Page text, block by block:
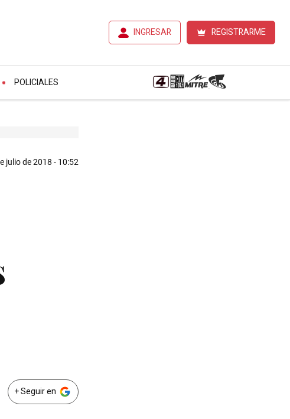
INGRESAR REGISTRARME
POLICIALES
julio de 2018 - 10:52
+ Seguir en